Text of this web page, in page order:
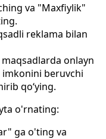
va "Maxfiylik"
reklama bilan
onlayn
beruvchi
qo‘ying.
o'rnating:
ga o'ting va